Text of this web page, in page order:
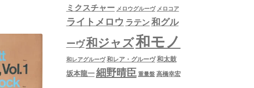
ミクスチャー メロウグルーヴ メロコア
ライトメロウ ラテン 和グル
ーヴ和ジャズ和モノ
和レアグルーヴ 和レア・グルーヴ 和太鼓
坂本龍一細野晴臣 重量盤 高橋幸宏